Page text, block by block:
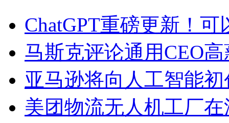
ChatGPT重磅更新！
马斯克评论通用CEO
亚马逊将向人工智能
美团物流无人机工厂